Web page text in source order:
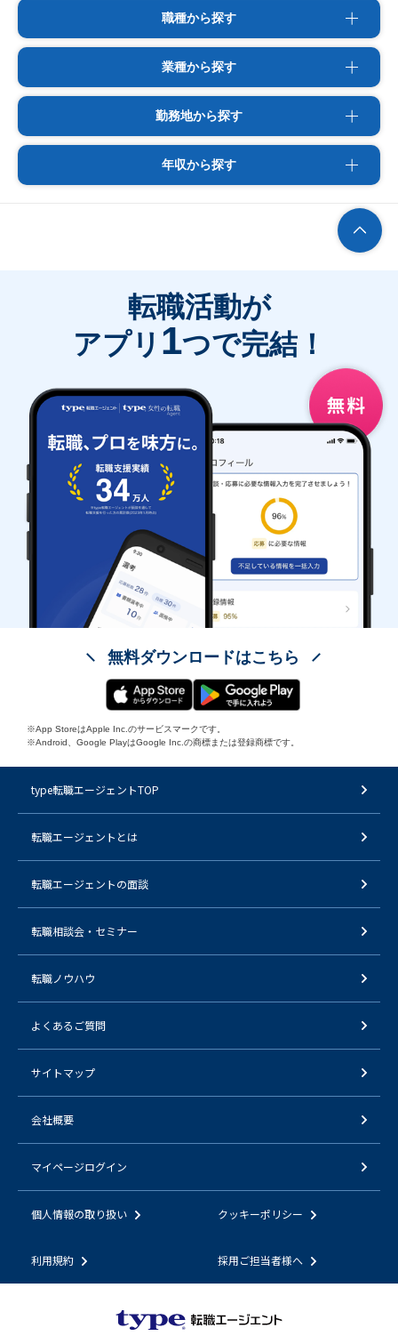
職種から探す
業種から探す
勤務地から探す
年収から探す
転職活動が
アプリ 1つで完結！
無料ダウンロードはこちら
※App StoreはApple Inc.のサービスマークです。
※Android、Google PlayはGoogle Inc.の商標または登録商標です。
type転職エージェントTOP
転職エージェントとは
転職エージェントの面談
転職相談会・セミナー
転職ノウハウ
よくあるご質問
サイトマップ
会社概要
マイページログイン
個人情報の取り扱い クッキーポリシー
利用規約 採用ご担当者様へ